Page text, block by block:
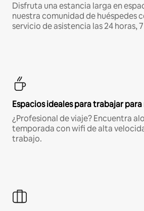
Disfruta una estancia larga en
nuestra comunidad de huéspedes
servicio de asistencia las 24 horas,
Espacios ideales para trabajar
¿Profesional de viaje? Encuentra
temporada con wifi de alta
trabajo.